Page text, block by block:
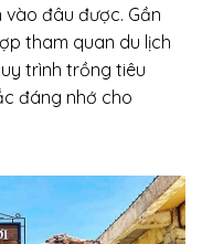
đâu được. Gần
tham quan du lịch
trình trồng tiêu
đáng nhớ cho